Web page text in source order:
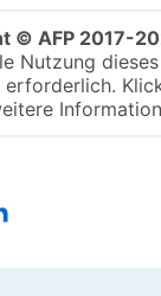
© AFP 2017-
Nutzung
erforderlich.